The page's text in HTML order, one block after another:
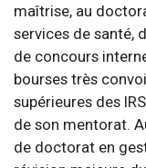
maîtrise, au
services de santé,
de concours
bourses très
supérieures des
de son mentorat.
de doctorat en